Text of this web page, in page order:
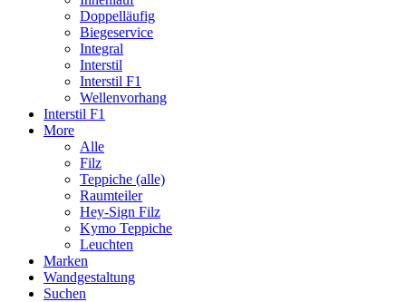
Doppelläufig
Biegeservice
Integral
Interstil
Interstil F1
Wellenvorhang
Interstil F1
More
Alle
Filz
Teppiche (alle)
Raumteiler
Hey-Sign Filz
Kymo Teppiche
Leuchten
Marken
Wandgestaltung
Suchen